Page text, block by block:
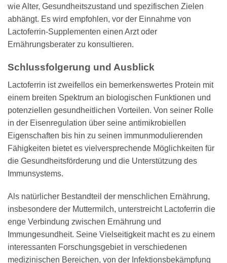
wie Alter, Gesundheitszustand und spezifischen Zielen
abhängt. Es wird empfohlen, vor der Einnahme von
Lactoferrin-Supplementen einen Arzt oder
Ernährungsberater zu konsultieren.
Schlussfolgerung und Ausblick
Lactoferrin ist zweifellos ein bemerkenswertes Protein mit
einem breiten Spektrum an biologischen Funktionen und
potenziellen gesundheitlichen Vorteilen. Von seiner Rolle
in der Eisenregulation über seine antimikrobiellen
Eigenschaften bis hin zu seinen immunmodulierenden
Fähigkeiten bietet es vielversprechende Möglichkeiten für
die Gesundheitsförderung und die Unterstützung des
Immunsystems.
Als natürlicher Bestandteil der menschlichen Ernährung,
insbesondere der Muttermilch, unterstreicht Lactoferrin die
enge Verbindung zwischen Ernährung und
Immungesundheit. Seine Vielseitigkeit macht es zu einem
interessanten Forschungsgebiet in verschiedenen
medizinischen Bereichen, von der Infektionsbekämpfung